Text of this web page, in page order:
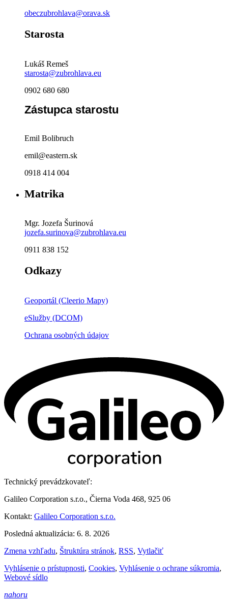
obeczubrohlava@orava.sk
Starosta
Lukáš Remeš
starosta@zubrohlava.eu
0902 680 680
Zástupca starostu
Emil Bolibruch
emil@eastern.sk
0918 414 004
Matrika
Mgr. Jozefa Šurinová
jozefa.surinova@zubrohlava.eu
0911 838 152
Odkazy
Geoportál (Cleerio Mapy)
eSlužby (DCOM)
Ochrana osobných údajov
Technický prevádzkovateľ:
Galileo Corporation s.r.o., Čierna Voda 468, 925 06
Kontakt: Galileo Corporation s.r.o.
Posledná aktualizácia: 6. 8. 2026
Zmena vzhľadu, Štruktúra stránok, RSS, Vytlačiť
Vyhlásenie o prístupnosti, Cookies, Vyhlásenie o ochrane súkromia,
Webové sídlo
nahoru